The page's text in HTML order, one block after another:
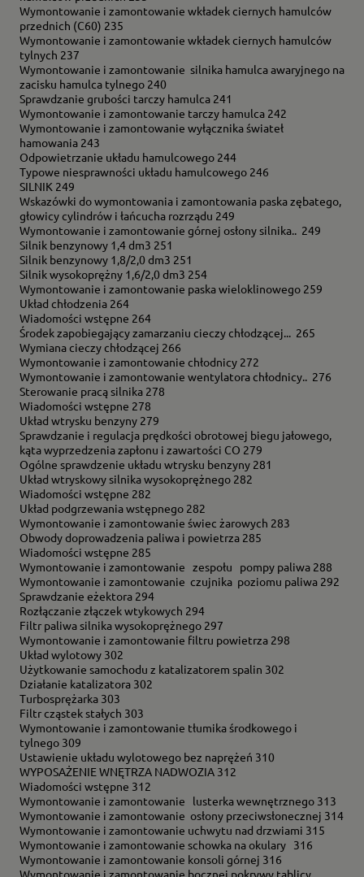
Wymontowanie i zamontowanie wkładek ciernych hamulców
przednich (C60) 235
Wymontowanie i zamontowanie wkładek ciernych hamulców
tylnych 237
Wymontowanie i zamontowanie silnika hamulca awaryjnego na
zacisku hamulca tylnego 240
Sprawdzanie grubości tarczy hamulca 241
Wymontowanie i zamontowanie tarczy hamulca 242
Wymontowanie i zamontowanie wyłącznika świateł
hamowania 243
Odpowietrzanie układu hamulcowego 244
Typowe niesprawności układu hamulcowego 246
SILNIK 249
Wskazówki do wymontowania i zamontowania paska zębatego,
głowicy cylindrów i łańcucha rozrządu 249
Wymontowanie i zamontowanie górnej osłony silnika.. 249
Silnik benzynowy 1,4 dm3 251
Silnik benzynowy 1,8/2,0 dm3 251
Silnik wysokoprężny 1,6/2,0 dm3 254
Wymontowanie i zamontowanie paska wieloklinowego 259
Układ chłodzenia 264
Wiadomości wstępne 264
Środek zapobiegający zamarzaniu cieczy chłodzącej... 265
Wymiana cieczy chłodzącej 266
Wymontowanie i zamontowanie chłodnicy 272
Wymontowanie i zamontowanie wentylatora chłodnicy.. 276
Sterowanie pracą silnika 278
Wiadomości wstępne 278
Układ wtrysku benzyny 279
Sprawdzanie i regulacja prędkości obrotowej biegu jałowego,
kąta wyprzedzenia zapłonu i zawartości CO 279
Ogólne sprawdzenie układu wtrysku benzyny 281
Układ wtryskowy silnika wysokoprężnego 282
Wiadomości wstępne 282
Układ podgrzewania wstępnego 282
Wymontowanie i zamontowanie świec żarowych 283
Obwody doprowadzenia paliwa i powietrza 285
Wiadomości wstępne 285
Wymontowanie i zamontowanie zespołu pompy paliwa 288
Wymontowanie i zamontowanie czujnika poziomu paliwa 292
Sprawdzanie eżektora 294
Rozłączanie złączek wtykowych 294
Filtr paliwa silnika wysokoprężnego 297
Wymontowanie i zamontowanie filtru powietrza 298
Układ wylotowy 302
Użytkowanie samochodu z katalizatorem spalin 302
Działanie katalizatora 302
Turbosprężarka 303
Filtr cząstek stałych 303
Wymontowanie i zamontowanie tłumika środkowego i
tylnego 309
Ustawienie układu wylotowego bez naprężeń 310
WYPOSAŻENIE WNĘTRZA NADWOZIA 312
Wiadomości wstępne 312
Wymontowanie i zamontowanie lusterka wewnętrznego 313
Wymontowanie i zamontowanie osłony przeciwsłonecznej 314
Wymontowanie i zamontowanie uchwytu nad drzwiami 315
Wymontowanie i zamontowanie schowka na okulary 316
Wymontowanie i zamontowanie konsoli górnej 316
Wymontowanie i zamontowanie bocznej pokrywy tablicy